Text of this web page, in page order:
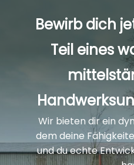
Bewirb dich
Teil eines
Wir bieten dir ein
dem deine
und du echte